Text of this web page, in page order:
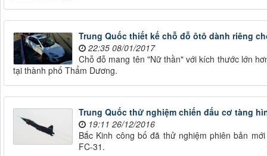
Trung Quốc thiết kế chỗ đỗ ôtô dành riêng
22:35 08/01/2017
Chỗ đỗ mang tên "Nữ thần" với kích thước lớn
tại thành phố Thẩm Dương.
Trung Quốc thử nghiệm chiến đấu cơ tàng
19:11 26/12/2016
Bắc Kinh công bố đã thử nghiệm phiên bản
FC-31.